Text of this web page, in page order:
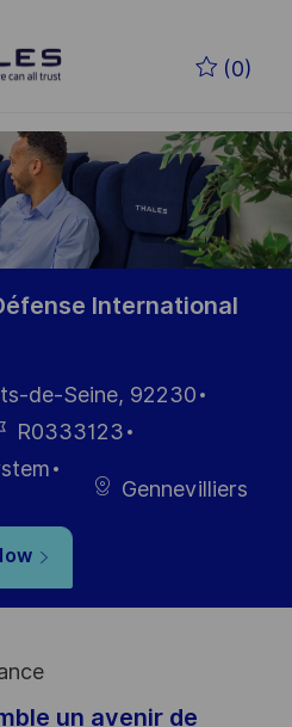
(0)
International
de-Seine, 92230
R0333123
Gennevilliers
un avenir de